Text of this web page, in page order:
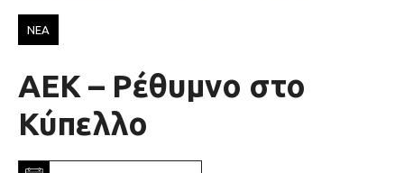
ΝΕΑ
ΑΕΚ – Ρέθυμνο στο
Κύπελλο